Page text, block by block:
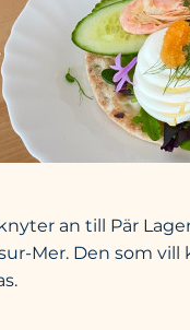
an till Pär
Mer. Den som